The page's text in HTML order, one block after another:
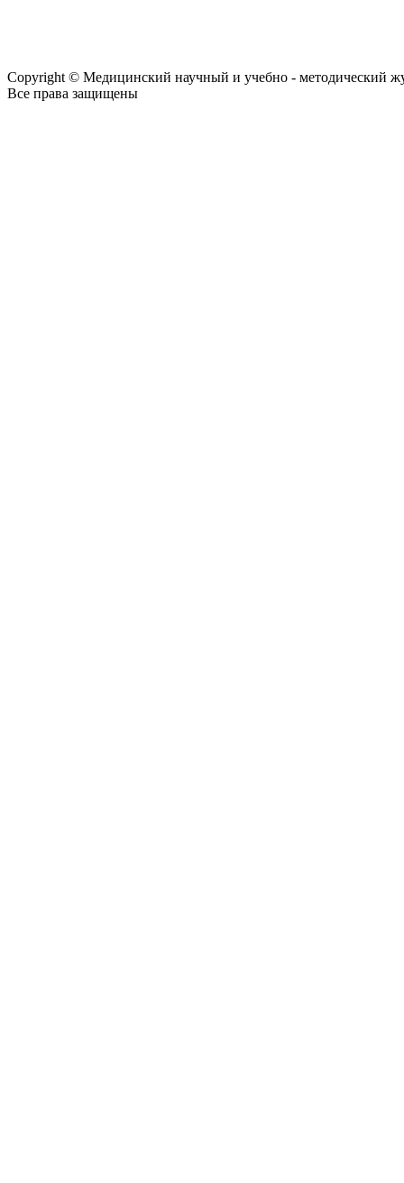
Copyright © Медицинский научный и учебно - методический
Все права защищены